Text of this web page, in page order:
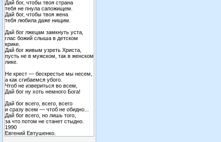
Дай бог, чтобы твоя страна
тебя не пнула сапожищем.
Дай бог, чтобы твоя жена
тебя любила даже нищим.
Дай бог лжецам замкнуть уста,
глас божий слыша в детском
крике.
Дай бог живым узреть Христа,
пусть не в мужском, так в женском
лике.
Не крест — бескрестье мы несем,
а как сгибаемся убого.
Чтоб не извериться во всем,
Дай бог ну хоть немного Бога!
Дай бог всего, всего, всего
и сразу всем — чтоб не обидно...
Дай бог всего, но лишь того,
за что потом не станет стыдно.
1990
Евгений Евтушенко.